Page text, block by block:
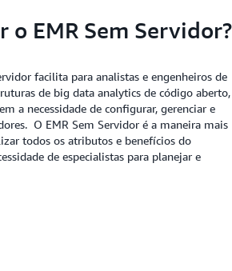
o EMR Sem Servidor?
facilita para analistas e engenheiros de
de big data analytics de código aberto,
a necessidade de configurar, gerenciar e
O EMR Sem Servidor é a maneira mais
todos os atributos e benefícios do
de especialistas para planejar e